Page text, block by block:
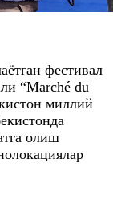
фестивал
“Marché du
миллий
олиш